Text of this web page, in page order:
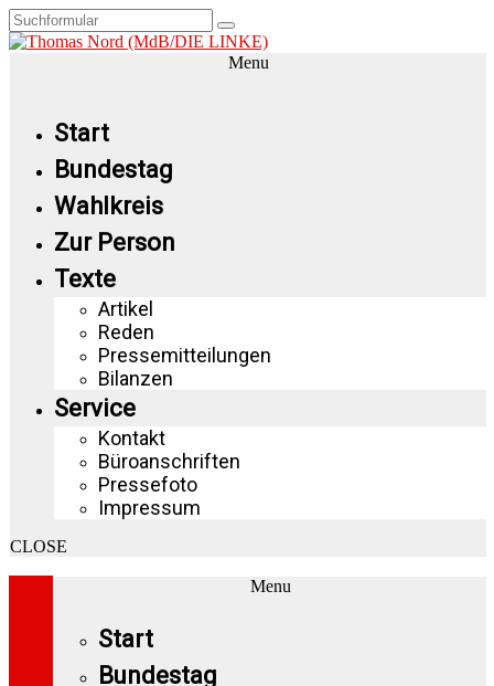
Menu
Start
Bundestag
Wahlkreis
Zur Person
Texte
Artikel
Reden
Pressemitteilungen
Bilanzen
Service
Kontakt
Büroanschriften
Pressefoto
Impressum
CLOSE
Menu
Start
Bundestag